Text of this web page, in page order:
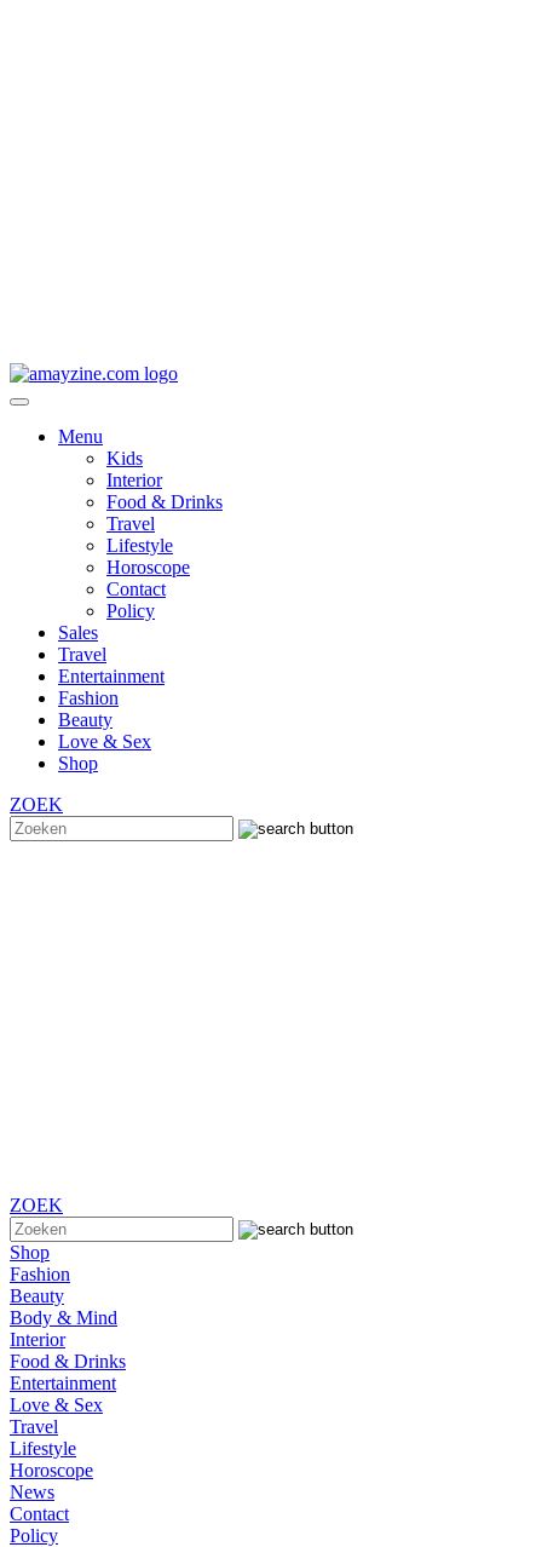
Menu
Kids
Interior
Food & Drinks
Travel
Lifestyle
Horoscope
Contact
Policy
Sales
Travel
Entertainment
Fashion
Beauty
Love & Sex
Shop
ZOEK
ZOEK
Shop
Fashion
Beauty
Body & Mind
Interior
Food & Drinks
Entertainment
Love & Sex
Travel
Lifestyle
Horoscope
News
Contact
Policy